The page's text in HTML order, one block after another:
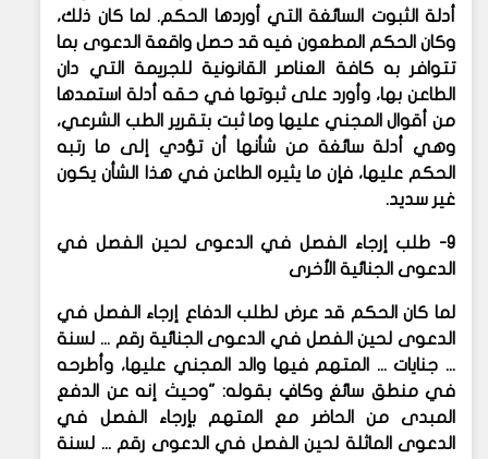
أدلة الثبوت السائغة التي أوردها الحكم. لما كان ذلك،
وكان الحكم المطعون فيه قد حصل واقعة الدعوى بما
تتوافر به كافة العناصر القانونية للجريمة التي دان
الطاعن بها، وأورد على ثبوتها في حقه أدلة استمدها
من أقوال المجني عليها وما ثبت بتقرير الطب الشرعي،
وهي أدلة سائغة من شأنها أن تؤدي إلى ما رتبه
الحكم عليها، فإن ما يثيره الطاعن في هذا الشأن يكون
غير سديد.
9- طلب إرجاء الفصل في الدعوى لحين الفصل في
الدعوى الجنائية الأخرى
لما كان الحكم قد عرض لطلب الدفاع إرجاء الفصل في
الدعوى لحين الفصل في الدعوى الجنائية رقم ... لسنة
... جنايات ... المتهم فيها والد المجني عليها، وأطرحه
في منطق سائغ وكافٍ بقوله: "وحيث إنه عن الدفع
المبدى من الحاضر مع المتهم بإرجاء الفصل في
الدعوى الماثلة لحين الفصل في الدعوى رقم ... لسنة